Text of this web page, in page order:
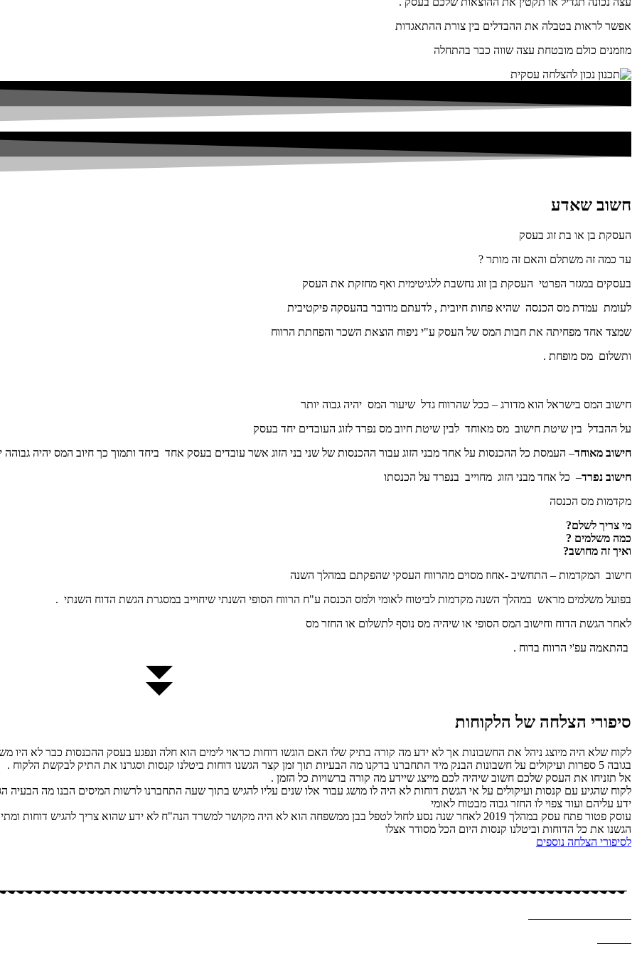
אפשר לראות בטבלה את ההבדלים בין צורת ההתאגדות
מוזמנים כולם מובטחת עצה שווה כבר בהתחלה
חשוב שאדע
העסקת בן או בת זוג בעסק
עד כמה זה משתלם והאם זה מותר ?
בעסקים במגזר הפרטי העסקת בן זוג נחשבת ללגיטימית ואף מחזקת את העסק
לעומת עמדת מס הכנסה שהיא פחות חיובית , לדעתם מדובר בהעסקה פיקטיבית
שמצד אחד מפחיתה את חבות המס של העסק ע"י ניפוח הוצאת השכר והפחתת הרווח
ותשלום מס מופחת .
חישוב המס בישראל הוא מדורג – ככל שהרווח גדל שיעור המס יהיה גבוה יותר
על ההבדל בין שיטת חישוב מס מאוחד לבין שיטת חיוב מס נפרד לזוג העובדים יחד בעסק
חישוב מאוחד– העמסת כל ההכנסות על אחד מבני הזוג עבור ההכנסות של שני בני הזוג אשר עובדים בעסק אחד ביחד ותמוך כך חיוב המס יהיה גבוהה
חישוב נפרד– כל אחד מבני הזוג מחוייב בנפרד על הכנסתו
מקדמות מס הכנסה
מי צריך לשלם?
כמה משלמים ?
ואיך זה מחושב?
חישוב המקדמות – התחשיב -אחוז מסוים מהרווח העסקי שהפקתם במהלך השנה
בפועל משלמים מראש במהלך השנה מקדמות לביטוח לאומי ולמס הכנסה ע"ח הרווח הסופי השנתי שיחוייב במסגרת הגשת הדוח השנתי .
לאחר הגשת הדוח וחישוב המס הסופי או שיהיה מס נוסף לתשלום או החזר מס
בהתאמה עפ'י הרווח בדוח .
סיפורי הצלחה של הלקוחות
לקוח שלא היה מיוצג ניהל את החשבונות אך לא ידע מה קורה בתיק שלו האם הוגשו דוחות כראוי לימים הוא חלה ונפגע בעסק ההכנסות כבר לא היו
בגובה 5 ספרות ועיקולים על חשבונות הבנק מיד התחברנו בדקנו מה הבעיות תוך זמן קצר הגשנו דוחות ביטלנו קנסות וסגרנו את התיק לבקשת הלקוח .
אל תזניחו את העסק שלכם חשוב שיהיה לכם מייצג שיידע מה קורה ברשויות כל הזמן .
ידע עליהם ועוד צפוי לו החזר גבוה מבטוח לאומי
עוסק פטור פתח עסק במהלך 2019 לאחר שנה נסע לחול לטפל בבן ממשפחה הוא לא היה מקושר למשרד הנה"ח לא ידע שהוא צריך
הגשנו את כל הדוחות וביטלנו קנסות היום הכל מסודר אצלו
לסיפורי הצלחה נוספים